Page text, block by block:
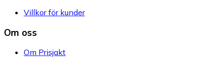
Villkor för kunder
Om oss
Om Prisjakt